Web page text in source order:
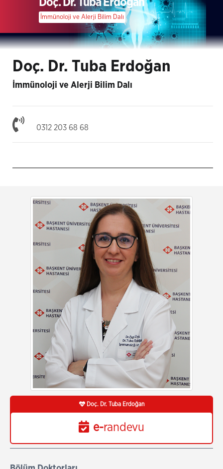
Doç. Dr. Tuba Erdoğan
İmmünoloji ve Alerji Bilim Dalı
Doç. Dr. Tuba Erdoğan
İmmünoloji ve Alerji Bilim Dalı
0312 203 68 68
Doç. Dr. Tuba Erdoğan
e-randevu